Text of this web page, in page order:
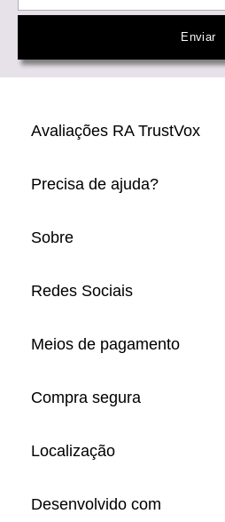
Avaliações RA TrustVox
Precisa de ajuda?
Sobre
Redes Sociais
Meios de pagamento
Compra segura
Localização
Desenvolvido com